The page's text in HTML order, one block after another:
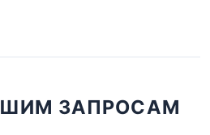
ЗАПРОСАМ